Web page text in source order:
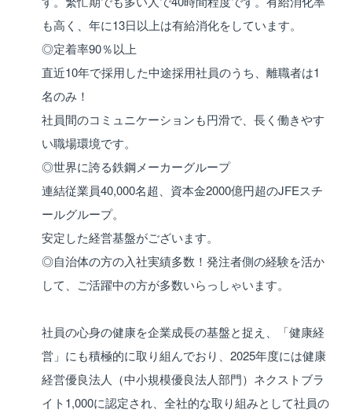
も高く、年に13日以上は有給消化をしています。
◎定着率90％以上
直近10年で採用した中途採用社員のうち、離職者は1
名のみ！
社員間のコミュニケーションも円滑で、長く働きやす
い職場環境です。
◎世界に誇る鉄鋼メーカーグループ
連結従業員40,000名超、資本金2000億円超のJFEスチ
ールグループ。
安定した経営基盤がございます。
◎自治体の方の入社実績多数！発注者側の経験を活か
して、ご活躍中の方が多数いらっしゃいます。
社員の心身の健康を企業成長の基盤と捉え、「健康経
営」にも積極的に取り組んでおり、2025年度には健康
経営優良法人（中小規模優良法人部門）ネクストブラ
イト1,000に認定され、全社的な取り組みとして社員の